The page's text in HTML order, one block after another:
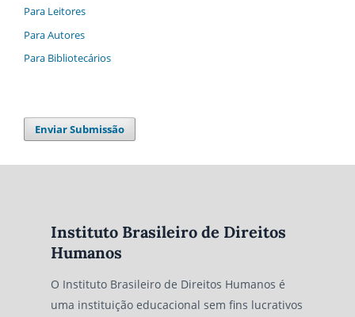
Para Leitores
Para Autores
Para Bibliotecários
Enviar Submissão
Instituto Brasileiro de Direitos
Humanos
O Instituto Brasileiro de Direitos Humanos é
uma instituição educacional sem fins lucrativos